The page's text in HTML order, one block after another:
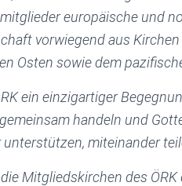
europäische und
vorwiegend aus Kirchen
Osten sowie dem
ein einzigartiger
handeln und
miteinander
Mitgliedskirchen des ÖRK